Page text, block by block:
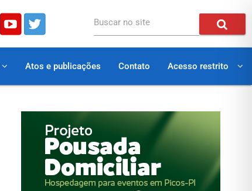
Buscar no site
Atos e publicações Contato Acesso restrito